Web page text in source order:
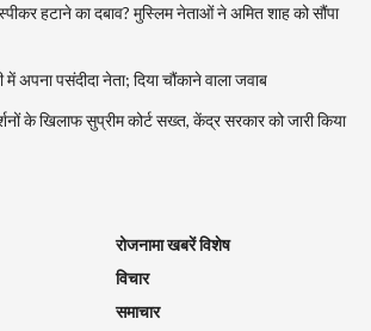
हटाने का दबाव? मुस्लिम नेताओं ने अमित शाह को सौंपा
में अपना पसंदीदा नेता; दिया चौंकाने वाला जवाब
के खिलाफ सुप्रीम कोर्ट सख्त, केंद्र सरकार को जारी किया
रोजनामा खबरें विशेष
विचार
समाचार